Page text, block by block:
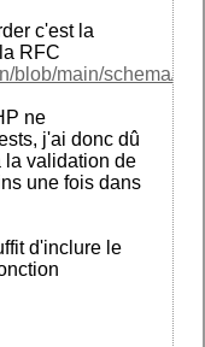
c'est la
RFC
blob/main/schema/
ne
j'ai donc dû
la validation de
une fois dans
d'inclure le